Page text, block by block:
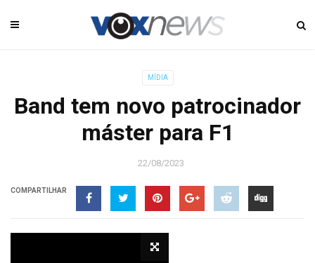
MÍDIA
Band tem novo patrocinador
máster para F1
22/08/2023
COMPARTILHAR